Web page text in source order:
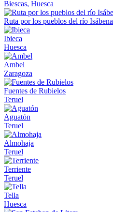
Biescas, Huesca
Ruta por los pueblos del río Isábena
Ibieca
Huesca
Ambel
Zaragoza
Fuentes de Rubielos
Teruel
Aguatón
Teruel
Almohaja
Teruel
Terriente
Teruel
Tella
Huesca